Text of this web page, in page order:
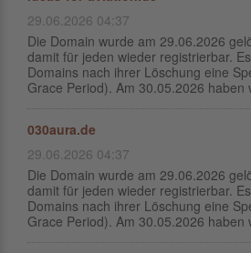
29.06.2026 04:37
Die Domain wurde am 29.06.2026
damit für jeden wieder registrierbar.
Domains nach ihrer Löschung eine
Grace Period). Am 30.05.2026 haben
030aura.de
29.06.2026 04:37
Die Domain wurde am 29.06.2026
damit für jeden wieder registrierbar.
Domains nach ihrer Löschung eine
Grace Period). Am 30.05.2026 haben